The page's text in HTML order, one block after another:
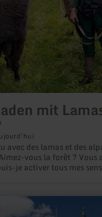
mit
avec des lamas et des
vous la forêt ? Vous
je activer tous mes
au maximum, nous
et des lamas. Outre